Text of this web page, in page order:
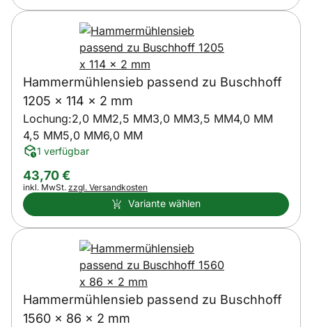
Hammermühlensieb passend zu Buschhoff
1205 x 114 x 2 mm
Lochung:2,0 MM2,5 MM3,0 MM3,5 MM4,0 MM
4,5 MM5,0 MM6,0 MM
1 verfügbar
43,70€
Steuerhinweis:
inkl. MwSt. zzgl. Versandkosten
Variante wählen
Hammermühlensieb passend zu Buschhoff
1560 x 86 x 2 mm